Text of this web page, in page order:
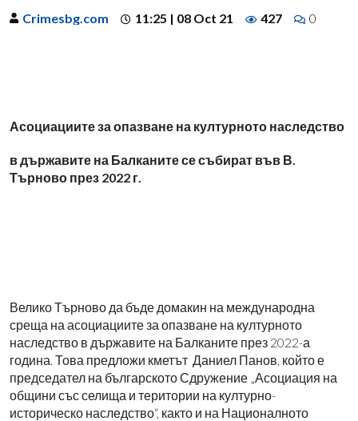
Crimesbg.com 11:25 | 08 Oct 21 427 0
Асоциациите за опазване на културното наследство
в държавите на Балканите се събират във В.
Търново през 2022 г.
Велико Търново да бъде домакин на международна
среща на асоциациите за опазване на културното
наследство в държавите на Балканите през 2022-а
година. Това предложи кметът Даниел Панов, който е
председател на българското Сдружение „Асоциация на
общини със селища и територии на културно-
историческо наследство“, както и на Националното